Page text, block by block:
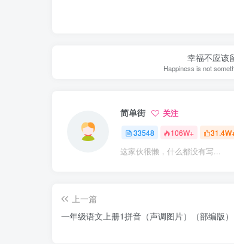
幸福不应该
Happiness is not
简单街 关注
33548 106W+
这家伙很懒，什么都没有写...
上一篇
一年级语文上册1拼音（声调图片）（部编版）